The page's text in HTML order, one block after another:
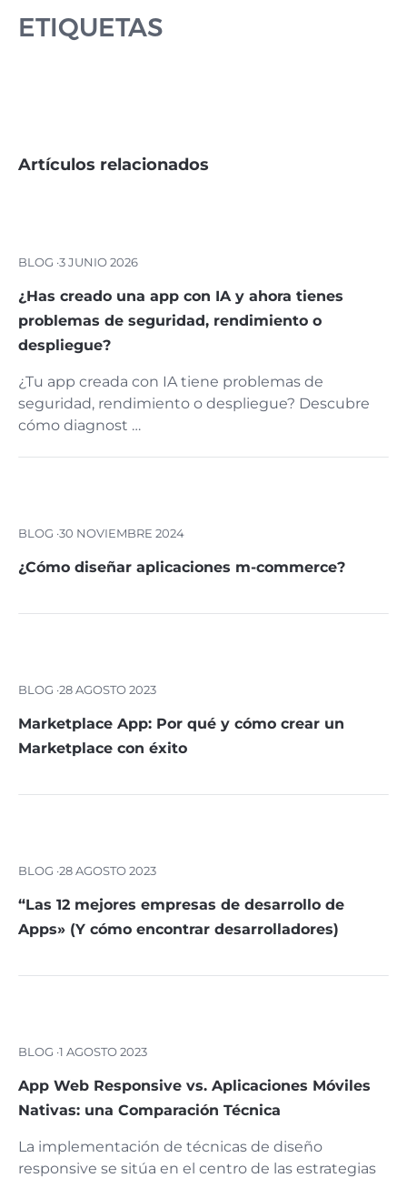
ETIQUETAS
Artículos relacionados
BLOG ·3 JUNIO 2026
¿Has creado una app con IA y ahora tienes
problemas de seguridad, rendimiento o
despliegue?
¿Tu app creada con IA tiene problemas de
seguridad, rendimiento o despliegue? Descubre
cómo diagnost …
BLOG ·30 NOVIEMBRE 2024
¿Cómo diseñar aplicaciones m-commerce?
BLOG ·28 AGOSTO 2023
Marketplace App: Por qué y cómo crear un
Marketplace con éxito
BLOG ·28 AGOSTO 2023
“Las 12 mejores empresas de desarrollo de
Apps» (Y cómo encontrar desarrolladores)
BLOG ·1 AGOSTO 2023
App Web Responsive vs. Aplicaciones Móviles
Nativas: una Comparación Técnica
La implementación de técnicas de diseño
responsive se sitúa en el centro de las estrategias